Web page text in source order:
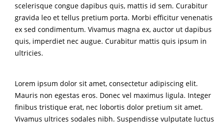
scelerisque congue dapibus quis, mattis id sem. Curabitur
gravida leo et tellus pretium porta. Morbi efficitur venenatis
ex sed condimentum. Vivamus magna ex, auctor ut dapibus
quis, imperdiet nec augue. Curabitur mattis quis ipsum in
ultricies.
Lorem ipsum dolor sit amet, consectetur adipiscing elit.
Mauris non egestas eros. Donec vel maximus ligula. Integer
finibus tristique erat, nec lobortis dolor pretium sit amet.
Vivamus ultrices sodales nibh. Suspendisse vulputate luctus